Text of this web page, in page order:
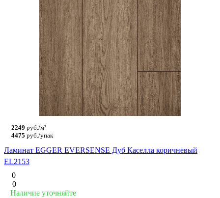
2249 руб./м²
4475 руб./упак
Ламинат EGGER EVERSENSE Дуб Каселла коричневый
EL2153
0
0
Наличие уточняйте